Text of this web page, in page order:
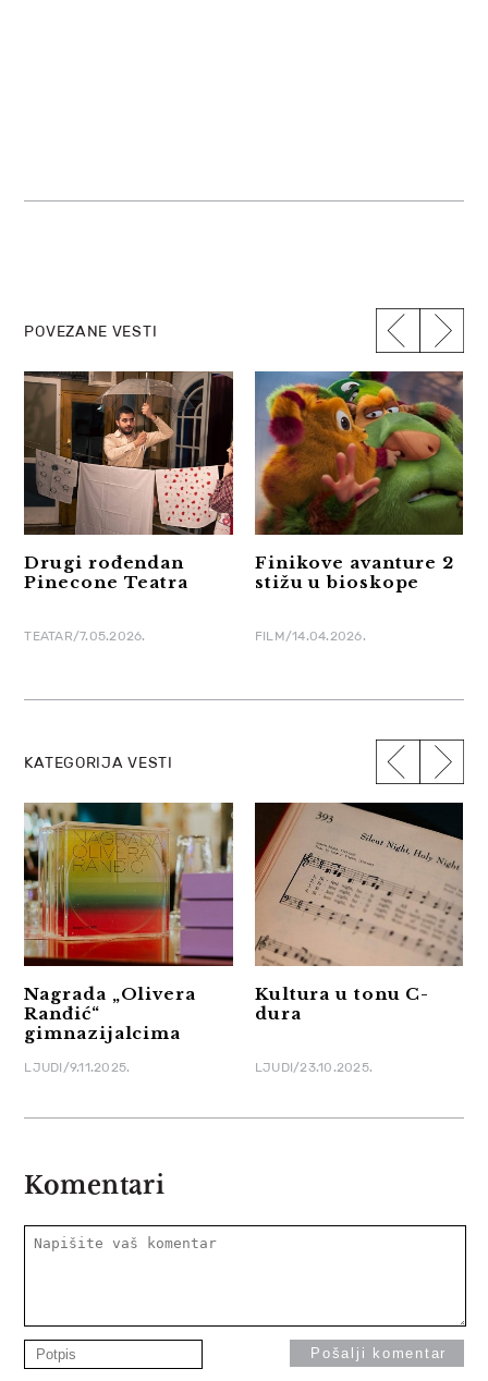
POVEZANE VESTI
Drugi rođendan
Pinecone Teatra
TEATAR/7.05.2026.
Finikove avanture 2
stižu u bioskope
FILM/14.04.2026.
KATEGORIJA VESTI
Nagrada „Olivera
Ranđić“
gimnazijalcima
LJUDI/9.11.2025.
Kultura u tonu C-
dura
LJUDI/23.10.2025.
Komentari